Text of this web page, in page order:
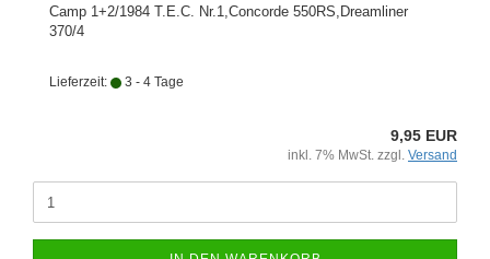
Camp 1+2/1984 T.E.C. Nr.1,Concorde 550RS,Dreamliner
370/4
Lieferzeit: 3 - 4 Tage
9,95 EUR
inkl. 7% MwSt. zzgl. Versand